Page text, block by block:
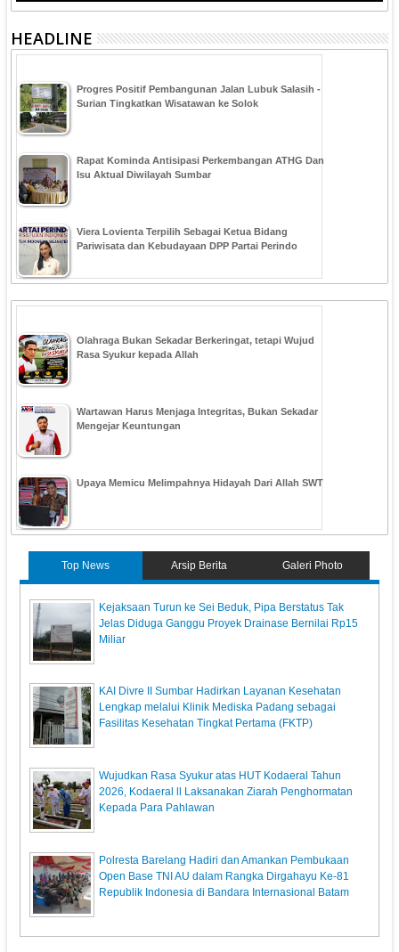
HEADLINE
Progres Positif Pembangunan Jalan Lubuk Salasih -
Surian Tingkatkan Wisatawan ke Solok
Rapat Kominda Antisipasi Perkembangan ATHG Dan
Isu Aktual Diwilayah Sumbar
Viera Lovienta Terpilih Sebagai Ketua Bidang
Pariwisata dan Kebudayaan DPP Partai Perindo
Olahraga Bukan Sekadar Berkeringat, tetapi Wujud
Rasa Syukur kepada Allah
Wartawan Harus Menjaga Integritas, Bukan Sekadar
Mengejar Keuntungan
Upaya Memicu Melimpahnya Hidayah Dari Allah SWT
Top News Arsip Berita Galeri Photo
Kejaksaan Turun ke Sei Beduk, Pipa Berstatus Tak
Jelas Diduga Ganggu Proyek Drainase Bernilai Rp15
Miliar
KAI Divre II Sumbar Hadirkan Layanan Kesehatan
Lengkap melalui Klinik Mediska Padang sebagai
Fasilitas Kesehatan Tingkat Pertama (FKTP)
Wujudkan Rasa Syukur atas HUT Kodaeral Tahun
2026, Kodaeral ll Laksanakan Ziarah Penghormatan
Kepada Para Pahlawan
Polresta Barelang Hadiri dan Amankan Pembukaan
Open Base TNI AU dalam Rangka Dirgahayu Ke-81
Republik Indonesia di Bandara Internasional Batam